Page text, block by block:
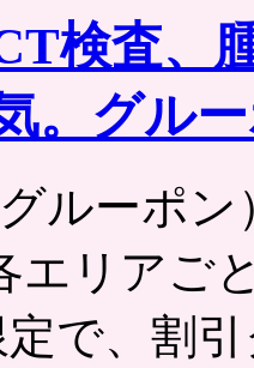
検査、
。グル
ルーポ
エリアご
で、割